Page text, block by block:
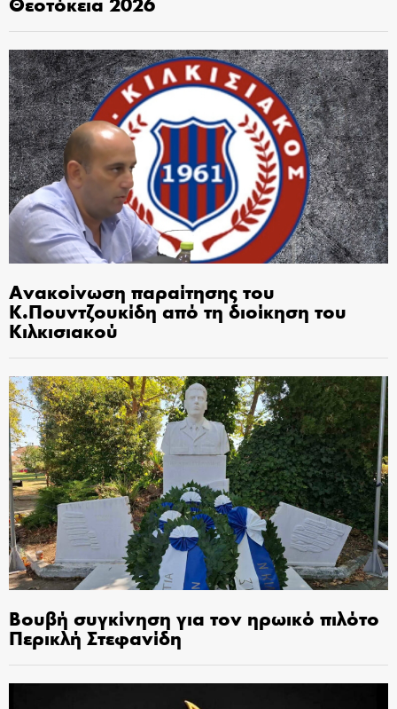
Ανακοίνωση παραίτησης του
Κ.Πουντζουκίδη από τη διοίκηση του
Κιλκισιακού
Βουβή συγκίνηση για τον ηρωικό πιλότο
Περικλή Στεφανίδη